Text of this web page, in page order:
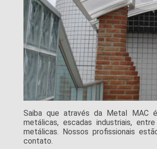
Saiba que através da Metal MAC
metálicas, escadas industriais,
metálicas. Nossos profissionais
contato.